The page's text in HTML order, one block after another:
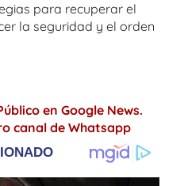
para recuperar el
la seguridad y el orden
en Google News.
canal de Whatsapp